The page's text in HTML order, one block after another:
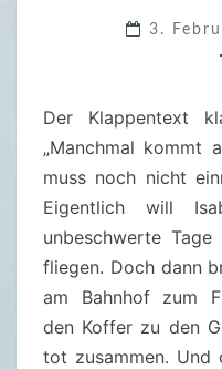
3.
Der Klappentext
„Manchmal kommt
muss noch nicht
Eigentlich will
unbeschwerte
fliegen. Doch dann
am Bahnhof zum
den Koffer zu den
tot zusammen. Und